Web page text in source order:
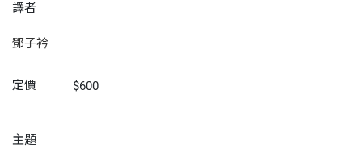
譯者
鄧子衿
定價 $600
主題